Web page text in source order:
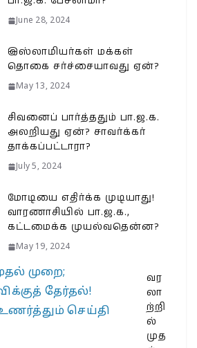
June 28, 2024
இஸ்லாமியர்கள் மக்கள்
தொகை சர்ச்சையாவது ஏன்?
May 13, 2024
சிவனைப் பார்த்ததும் பா.ஜ.க.
அலறியது ஏன்? சாவர்க்கர்
தாக்கப்பட்டாரா?
July 5, 2024
மோடியை எதிர்க்க முடியாது!
வாரணாசியில் பா.ஜ.க.,
கட்டமைக்க முயல்வதென்ன?
May 19, 2024
வர
லா
ற்றி
ல்
முத